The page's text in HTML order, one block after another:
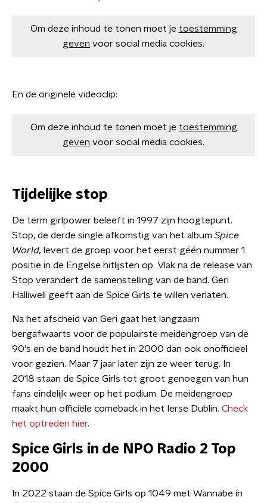
Om deze inhoud te tonen moet je toestemming
geven voor social media cookies.
En de originele videoclip:
Om deze inhoud te tonen moet je toestemming
geven voor social media cookies.
Tijdelijke stop
De term girlpower beleeft in 1997 zijn hoogtepunt.
Stop, de derde single afkomstig van het album Spice
World, levert de groep voor het eerst géén nummer 1
positie in de Engelse hitlijsten op. Vlak na de release van
Stop verandert de samenstelling van de band. Geri
Halliwell geeft aan de Spice Girls te willen verlaten.
Na het afscheid van Geri gaat het langzaam
bergafwaarts voor de populairste meidengroep van de
90's en de band houdt het in 2000 dan ook onofficieel
voor gezien. Maar 7 jaar later zijn ze weer terug. In
2018 staan de Spice Girls tot groot genoegen van hun
fans eindelijk weer op het podium. De meidengroep
maakt hun officiële comeback in het Ierse Dublin. Check
het optreden hier.
Spice Girls in de NPO Radio 2 Top
2000
In 2022 staan de Spice Girls op 1049 met Wannabe in